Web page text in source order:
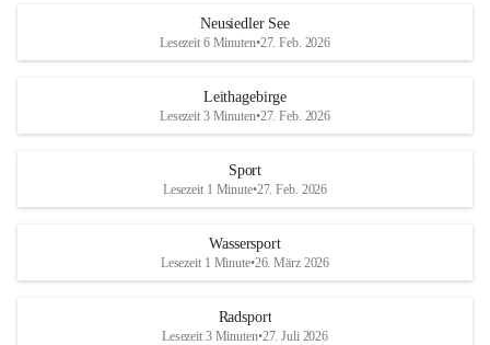
S
und den daraus folgenden wirtschaftlichen
Maßnahmen zur Bekämpfung
Rebe und der Amerikanischen
Anhang VBl. EU Nr. 18
1 Seite•1,4 MB
VBl. EU Nr. 18_2026
r
S
Neusiedler See
Lesezeit 6 Minuten•27. Feb. 2026
Leithagebirge
Lesezeit 3 Minuten•27. Feb. 2026
Sport
Lesezeit 1 Minute•27. Feb. 2026
Wassersport
Lesezeit 1 Minute•26. März 2026
Radsport
Lesezeit 3 Minuten•27. Juli 2026